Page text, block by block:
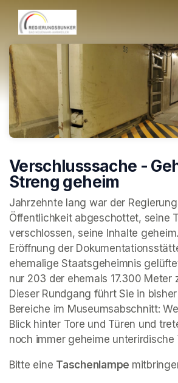
Skip header
Verschlusssache -
Streng geheim
Jahrzehnte lang war der
Öffentlichkeit abgeschottet, seine
verschlossen, seine Inhalte
Eröffnung der
ehemalige Staatsgeheimnis
nur 203 der ehemals 17.300 Meter
Dieser Rundgang führt Sie in
Bereiche im Museumsabschnitt:
Blick hinter Tore und Türen und
noch immer geheime unterirdische
Bitte eine Taschenlampe